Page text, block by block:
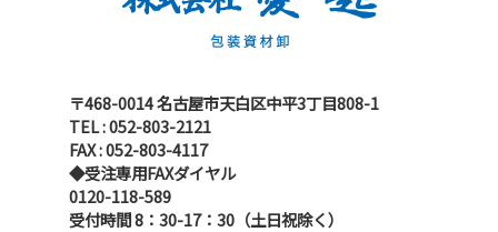
〒468-0014 名古屋市天白区中平3丁目808-1
TEL : 052-803-2121
FAX : 052-803-4117
◆受注専用FAXダイヤル
0120-118-589
受付時間 8：30-17：30（土日祝除く）